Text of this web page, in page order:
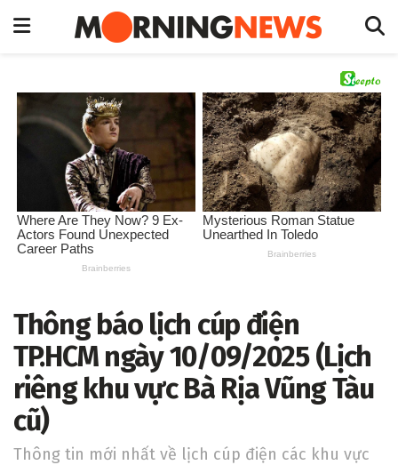
Thông báo lịch cúp điện
TP.HCM ngày 10/09/2025 (Lịch
riêng khu vực Bà Rịa Vũng Tàu
cũ)
Thông tin mới nhất về lịch cúp điện các khu vực